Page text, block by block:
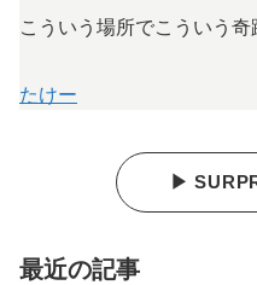
こういう場所でこういう奇
たけー
▶
最近の記事